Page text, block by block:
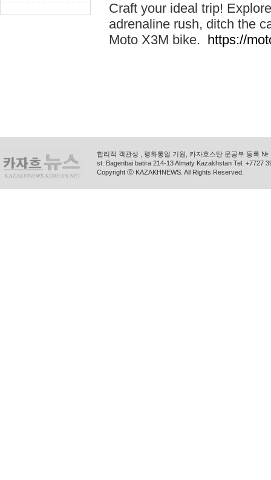
Craft your ideal trip!
adrenaline rush, ditch the
Moto X3M bike. https://
합리적 객관성 , 평화통일 기원, 카자흐스탄 문공부 등록
st. Bagenbai batira 214-13 Almaty Kazakhstan Tel. +7727
Copyright ⓒ KAZAKHNEWS. All Rights Reserved.